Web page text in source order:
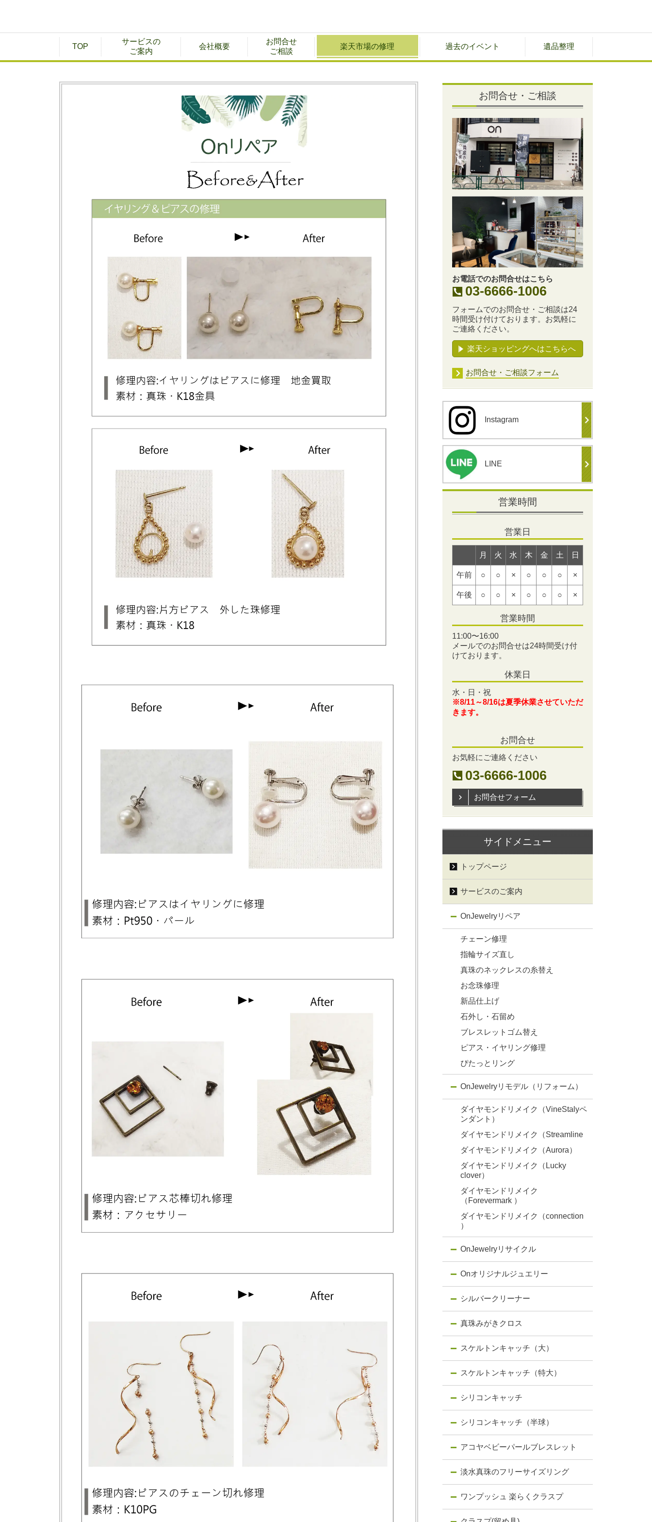
TOP
サービスの
ご案内
会社概要
お問合せ
ご相談
楽天市場の修理 過去のイベント 遺品整理
お問合せ・ご相談
お電話でのお問合せはこちら
03-6666-1006
フォームでのお問合せ・ご相談は24
時間受け付けております。お気軽に
ご連絡ください。
楽天ショッピングへはこちらへ
お問合せ・ご相談フォーム
Instagram
LINE
営業時間
営業日
月 火 水 木 金 土 日
午前 ○ ○ × ○ ○ ○ ×
午後 ○ ○ × ○ ○ ○ ×
営業時間
11:00〜16:00
メールでのお問合せは24時間受け付
けております。
休業日
水・日・祝
※8/11～8/16は夏季休業させていただ
きます。
お問合せ
お気軽にご連絡ください
03-6666-1006
お問合せフォーム
サイドメニュー
トップページ
サービスのご案内
OnJewelryリペア
チェーン修理
指輪サイズ直し
真珠のネックレスの糸替え
お念珠修理
新品仕上げ
石外し・石留め
ブレスレットゴム替え
ピアス・イヤリング修理
ぴたっとリング
OnJewelryリモデル（リフォーム）
ダイヤモンドリメイク（VineStalyペ
ンダント）
ダイヤモンドリメイク（Streamline
ダイヤモンドリメイク（Aurora）
ダイヤモンドリメイク（Lucky
clover）
ダイヤモンドリメイク
（Forevermark ）
ダイヤモンドリメイク（connection
）
OnJewelryリサイクル
Onオリジナルジュエリー
シルバークリーナー
真珠みがきクロス
スケルトンキャッチ（大）
スケルトンキャッチ（特大）
シリコンキャッチ
シリコンキャッチ（半球）
アコヤベビーパールブレスレット
淡水真珠のフリーサイズリング
ワンプッシュ 楽らくクラスプ